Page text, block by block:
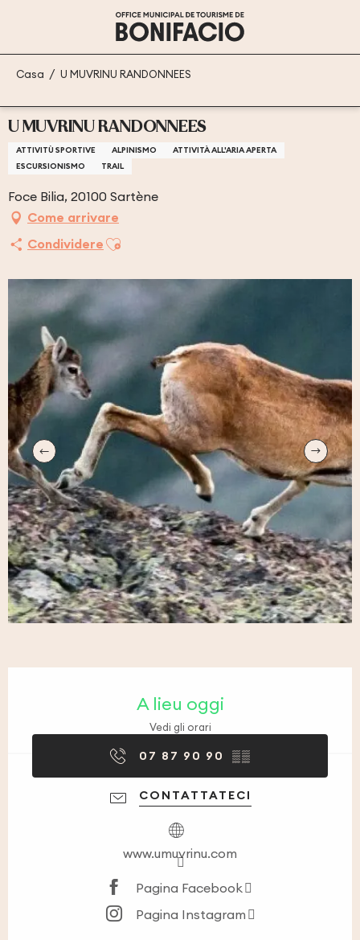
principal
Casa U MUVRINU RANDONNEES
U MUVRINU RANDONNEES
ATTIVITÙ SPORTIVE ALPINISMO
ATTIVITÀ ALL'ARIA APERTA
ESCURSIONISMO
TRAIL
Foce Bilia, 20100 Sartène
Come arrivare
Condividere Ajouter aux favoris
A lieu oggi
Vedi gli orari
07 87 90 90 ▒▒
CONTATTATECI
www.umuvrinu.com
Pagina Facebook
Pagina Instagram